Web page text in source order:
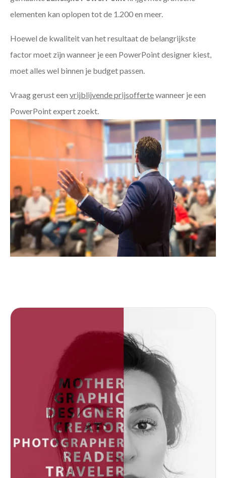
elementen kan oplopen tot de 1.200 en meer.
Hoewel de kwaliteit van het resultaat de belangrijkste
factor moet zijn wanneer je een PowerPoint designer kiest,
moet alles wel binnen je budget passen.
Vraag gerust een vrijblijvende prijsoffertewanneer je een
PowerPoint expert zoekt.